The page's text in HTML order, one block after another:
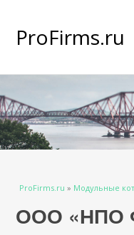
ProFirms.ru
Вы здесь
ProFirms.ru » Модульные
ООО «НПО